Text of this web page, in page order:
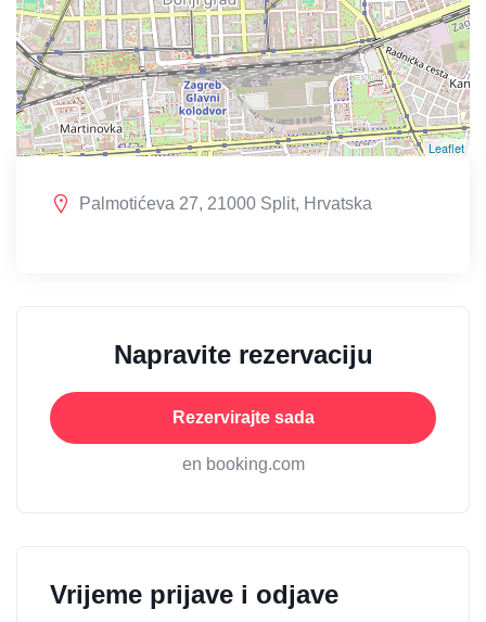
Leaflet
Palmotićeva 27, 21000 Split, Hrvatska
Napravite rezervaciju
Rezervirajte sada
en booking.com
Vrijeme prijave i odjave